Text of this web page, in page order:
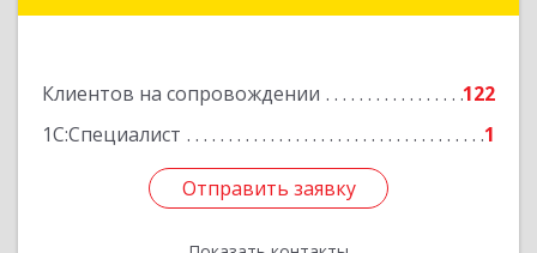
Клиентов на сопровождении
122
1С:Специалист
1
Отправить заявку
Отправить заявку